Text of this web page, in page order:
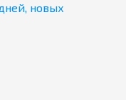
новых